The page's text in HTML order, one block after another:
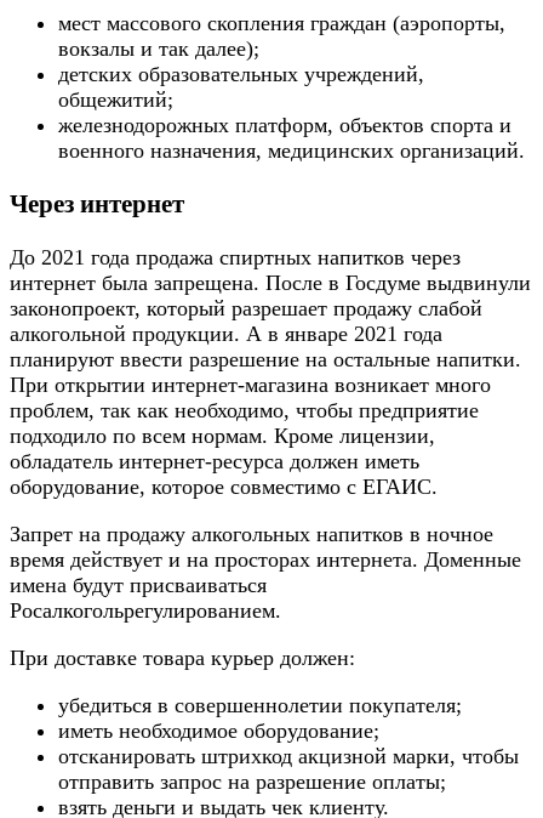
мест массового скопления граждан (аэропорты,
вокзалы и так далее);
детских образовательных учреждений,
общежитий;
железнодорожных платформ, объектов спорта и
военного назначения, медицинских организаций.
Через интернет
До 2021 года продажа спиртных напитков через
интернет была запрещена. После в Госдуме выдвинули
законопроект, который разрешает продажу слабой
алкогольной продукции. А в январе 2021 года
планируют ввести разрешение на остальные напитки.
При открытии интернет-магазина возникает много
проблем, так как необходимо, чтобы предприятие
подходило по всем нормам. Кроме лицензии,
обладатель интернет-ресурса должен иметь
оборудование, которое совместимо с ЕГАИС.
Запрет на продажу алкогольных напитков в ночное
время действует и на просторах интернета. Доменные
имена будут присваиваться
Росалкогольрегулированием.
При доставке товара курьер должен:
убедиться в совершеннолетии покупателя;
иметь необходимое оборудование;
отсканировать штрихкод акцизной марки, чтобы
отправить запрос на разрешение оплаты;
взять деньги и выдать чек клиенту.